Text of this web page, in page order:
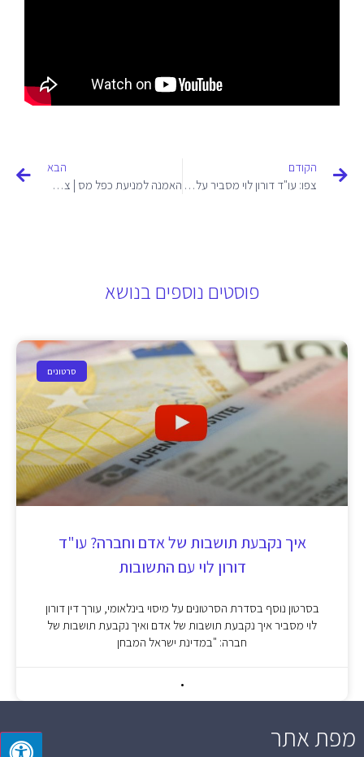
הקודם
צפו: עו"ד דורון לוי מסביר על מיסוי בינלאומי
הבא
האמנה למניעת כפל מס | צפו בהסבר של עו"ד דורון לוי
פוסטים נוספים בנושא
סרטונים
איך נקבעת תושבות של אדם וחברה? עו"ד
דורון לוי עם התשובות
בסרטון נוסף בסדרת הסרטונים על מיסוי בינלאומי, עורך דין דורון
לוי מסביר איך נקבעת תושבות של אדם ואיך נקבעת תושבות של
חברה: "במדינת ישראל המבחן
מפת אתר